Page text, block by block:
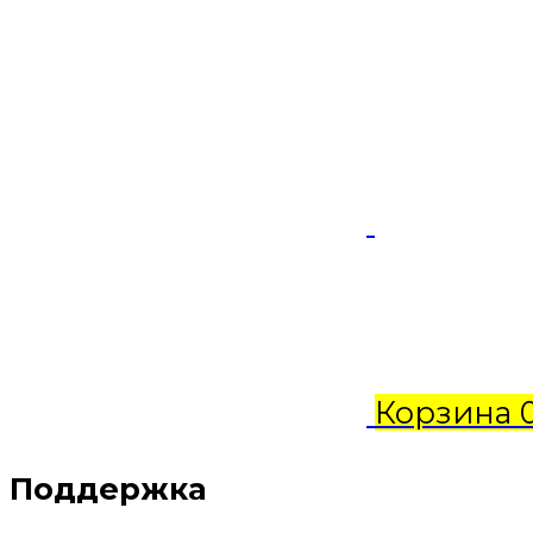
Корзина
Поддержка